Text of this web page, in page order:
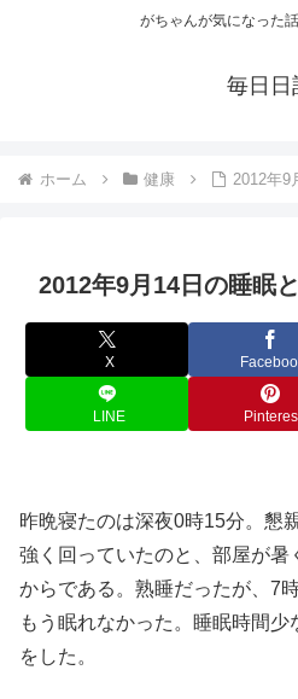
がちゃんが気になった
毎日日
ホーム 健康 2012年9
2012年9月14日の睡眠
X
LINE
昨晩寝たのは深夜0時15分。懇
強く回っていたのと、部屋が暑
からである。熟睡だったが、7
もう眠れなかった。睡眠時間
をした。